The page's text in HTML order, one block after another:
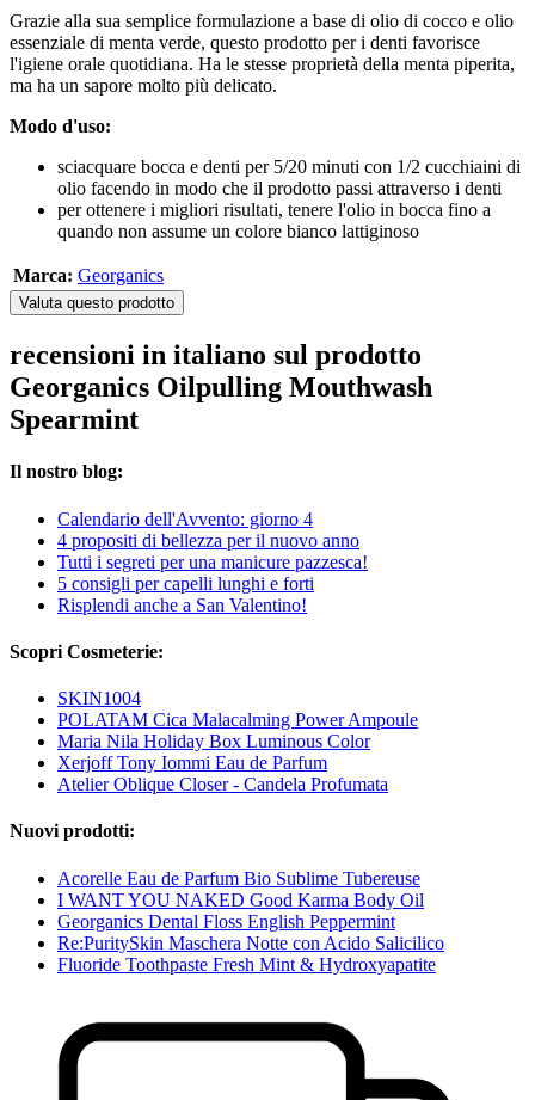
Grazie alla sua semplice formulazione a base di olio di cocco e olio
essenziale di menta verde, questo prodotto per i denti favorisce
l'igiene orale quotidiana. Ha le stesse proprietà della menta piperita,
ma ha un sapore molto più delicato.
Modo d'uso:
sciacquare bocca e denti per 5/20 minuti con 1/2 cucchiaini di
olio facendo in modo che il prodotto passi attraverso i denti
per ottenere i migliori risultati, tenere l'olio in bocca fino a
quando non assume un colore bianco lattiginoso
Marca: Georganics
Valuta questo prodotto
recensioni in italiano sul prodotto
Georganics Oilpulling Mouthwash
Spearmint
Il nostro blog:
Calendario dell'Avvento: giorno 4
4 propositi di bellezza per il nuovo anno
Tutti i segreti per una manicure pazzesca!
5 consigli per capelli lunghi e forti
Risplendi anche a San Valentino!
Scopri Cosmeterie:
SKIN1004
POLATAM Cica Malacalming Power Ampoule
Maria Nila Holiday Box Luminous Color
Xerjoff Tony Iommi Eau de Parfum
Atelier Oblique Closer - Candela Profumata
Nuovi prodotti:
Acorelle Eau de Parfum Bio Sublime Tubereuse
I WANT YOU NAKED Good Karma Body Oil
Georganics Dental Floss English Peppermint
Re:PuritySkin Maschera Notte con Acido Salicilico
Fluoride Toothpaste Fresh Mint & Hydroxyapatite